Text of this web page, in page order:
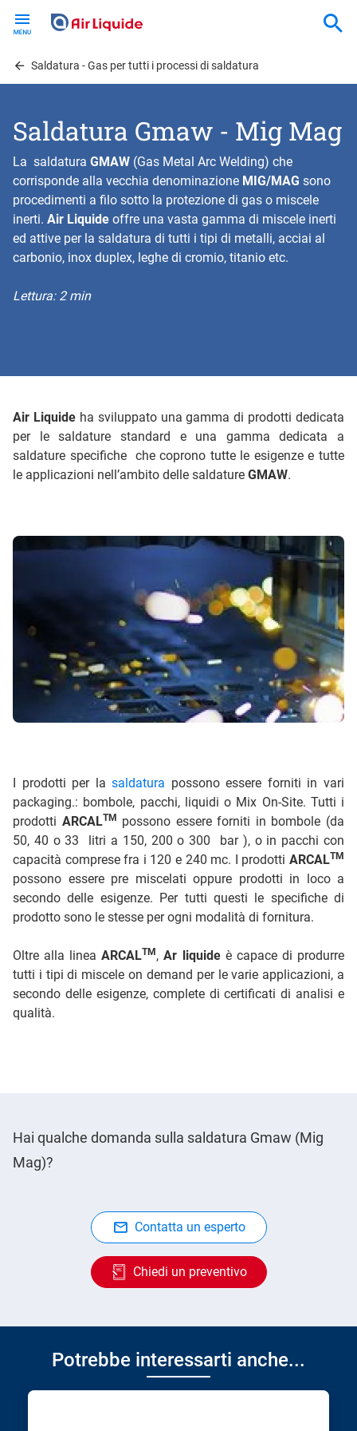
contentSaldatura - Gas per tutti i processi di saldatura
Saldatura Gmaw - Mig Mag
La saldatura GMAW (Gas Metal Arc Welding) che
corrisponde alla vecchia denominazione MIG/MAG sono
procedimenti a filo sotto la protezione di gas o miscele
inerti. Air Liquide offre una vasta gamma di miscele inerti
ed attive per la saldatura di tutti i tipi di metalli, acciai al
carbonio, inox duplex, leghe di cromio, titanio etc.
Lettura: 2 min
Air Liquideha sviluppato una gamma di prodotti dedicata
per le saldature standard e una gamma dedicata a
saldature specifiche che coprono tutte le esigenze e tutte
le applicazioni nell’ambito delle saldature GMAW.
I prodotti per lasaldatura possono essere forniti in vari
packaging.: bombole, pacchi, liquidi o Mix On-Site. Tutti i
prodotti ARCALTM possono essere forniti in bombole (da
50, 40 o 33 litri a 150, 200 o 300 bar ), o in pacchi con
capacità comprese fra i 120 e 240 mc. I prodotti ARCALTM
possono essere pre miscelati oppure prodotti in loco a
secondo delle esigenze. Per tutti questi le specifiche di
prodotto sono le stesse per ogni modalità di fornitura.
Oltre alla lineaARCALTM,Ar liquideè capace di produrre
tutti i tipi di miscele on demand per le varie applicazioni, a
secondo delle esigenze, complete di certificati di analisi e
qualità.
Hai qualche domanda sulla saldatura Gmaw (Mig
Mag)?
Contatta un esperto
Chiedi un preventivo
Potrebbe interessarti anche...